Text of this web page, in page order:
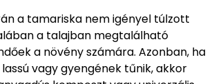
a tamariska nem igényel túlzott
a talajban megtalálható
a növény számára. Azonban, ha
vagy gyengének tűnik, akkor